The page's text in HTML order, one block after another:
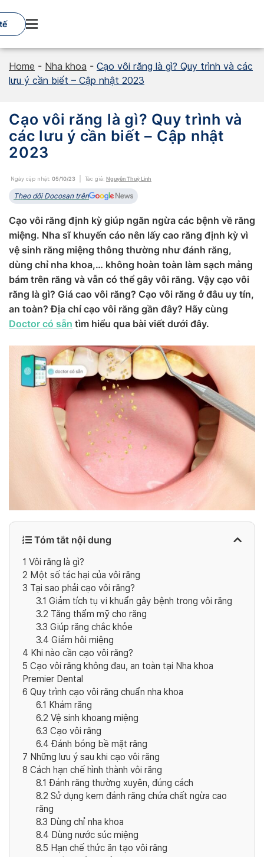
to
content
Home - Nha khoa - Cạo vôi răng là gì? Quy trình và các
lưu ý cần biết – Cập nhật 2023
Cạo vôi răng là gì? Quy trình và
các lưu ý cần biết – Cập nhật
2023
Ngày cập nhật: 05/10/23 Tác giả: Nguyễn Thuỳ Linh
Theo dõi Docosan trên
Cạo vôi răng định kỳ giúp ngăn ngừa các bệnh về răng
miệng. Nha sĩ khuyến cáo nên lấy cao răng định kỳ vì
vệ sinh răng miệng thông thường như đánh răng,
dùng chỉ nha khoa,… không hoàn toàn làm sạch mảng
bám trên răng và vẫn có thể gây vôi răng. Vậy cạo vôi
răng là gì? Giá cao vôi răng? Cạo vôi răng ở đâu uy tín,
an toàn? Địa chỉ cạo vôi răng gần đây? Hãy cùng
Doctor có sẵn tìm hiểu qua bài viết dưới đây.
Tóm tắt nội dung
1 Vôi răng là gì?
2 Một số tác hại của vôi răng
3 Tại sao phải cạo vôi răng?
3.1 Giảm tích tụ vi khuẩn gây bệnh trong vôi răng
3.2 Tăng thẩm mỹ cho răng
3.3 Giúp răng chắc khỏe
3.4 Giảm hôi miệng
4 Khi nào cần cạo vôi răng?
5 Cạo vôi răng không đau, an toàn tại Nha khoa
Premier Dental
6 Quy trình cạo vôi răng chuẩn nha khoa
6.1 Khám răng
6.2 Vệ sinh khoang miệng
6.3 Cạo vôi răng
6.4 Đánh bóng bề mặt răng
7 Những lưu ý sau khi cạo vôi răng
8 Cách hạn chế hình thành vôi răng
8.1 Đánh răng thường xuyên, đúng cách
8.2 Sử dụng kem đánh răng chứa chất ngừa cao
răng
8.3 Dùng chỉ nha khoa
8.4 Dùng nước súc miệng
8.5 Hạn chế thức ăn tạo vôi răng